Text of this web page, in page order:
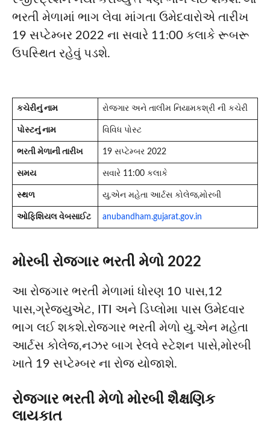
ભરતી મેળામાં ભાગ લેવા માંગતા ઉમેદવારોએ તારીખ
19 સપ્ટેમ્બર 2022 ના સવારે 11:00 કલાકે રૂબરૂ
ઉપસ્થિત રહેવું પડશે.
કચેરીનું નામ રોજગાર અને તાલીમ નિયામકશ્રી ની કચેરી
પોસ્ટનું નામ વિવિધ પોસ્ટ
ભરતી મેળાની તારીખ 19 સપ્ટેમ્બર 2022
સમય સવારે 11:00 કલાકે
સ્થળ યુ.એન મહેતા આર્ટસ કોલેજ,મોરબી
ઓફિશિયલ વેબસાઈટ anubandham.gujarat.gov.in
મોરબી રોજગાર ભરતી મેળો 2022
આ રોજગાર ભરતી મેળામાં ધોરણ 10 પાસ,12
પાસ,ગ્રેજ્યુએટ, ITI અને ડિપ્લોમા પાસ ઉમેદવાર
ભાગ લઈ શકશે.રોજગાર ભરતી મેળો યુ.એન મહેતા
આર્ટસ કોલેજ,નઝર બાગ રેલવે સ્ટેશન પાસે,મોરબી
ખાતે 19 સપ્ટેમ્બર ના રોજ યોજાશે.
રોજગાર ભરતી મેળો મોરબી શૈક્ષણિક
લાયકાત